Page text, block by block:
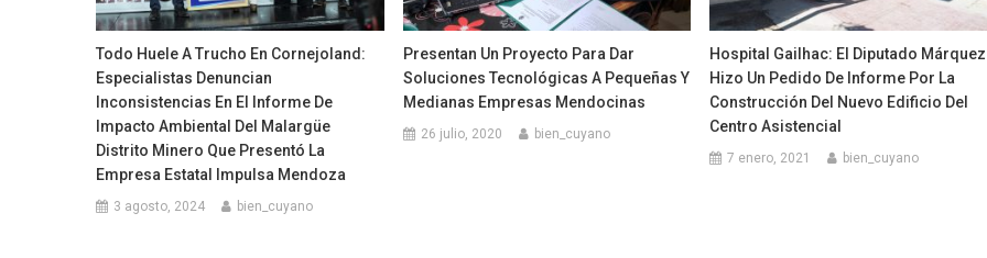
Todo Huele A Trucho En Cornejoland:
Especialistas Denuncian
Inconsistencias En El Informe De
Impacto Ambiental Del Malargüe
Distrito Minero Que Presentó La
Empresa Estatal Impulsa Mendoza
3 agosto, 2024 bien_cuyano
Presentan Un Proyecto Para Dar
Soluciones Tecnológicas A Pequeñas Y
Medianas Empresas Mendocinas
26 julio, 2020 bien_cuyano
Hospital Gailhac: El Diputado Márquez
Hizo Un Pedido De Informe Por La
Construcción Del Nuevo Edificio Del
Centro Asistencial
7 enero, 2021 bien_cuyano